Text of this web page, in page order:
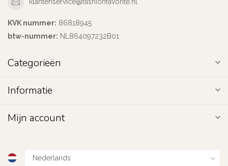
klantenservice@fashionfavorite.nl
KVK nummer: 86818945
btw-nummer: NL864097232B01
Categorieën
Informatie
Mijn account